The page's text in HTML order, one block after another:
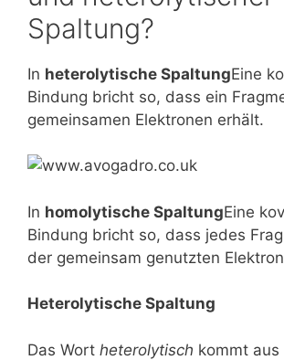
Spaltung?
In heterolytische SpaltungEine
Bindung bricht so, dass ein
gemeinsamen Elektronen erhält.
In homolytische SpaltungEine
Bindung bricht so, dass jedes
der gemeinsam genutzten
Heterolytische Spaltung
Das Wort heterolytisch kommt aus